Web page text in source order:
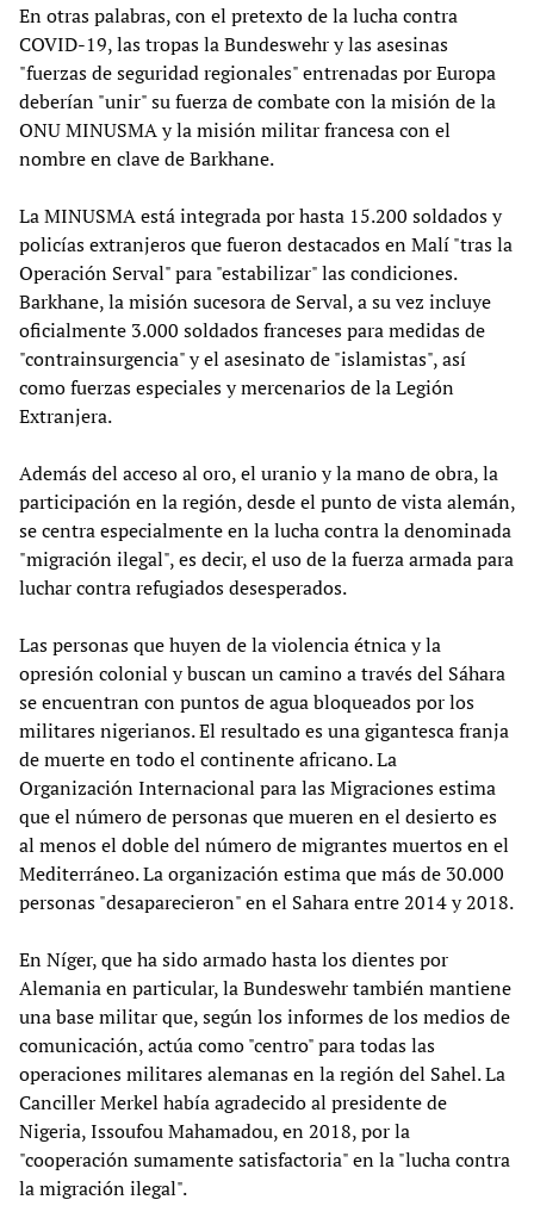
En otras palabras, con el pretexto de la lucha contra
COVID-19, las tropas la Bundeswehr y las asesinas
"fuerzas de seguridad regionales" entrenadas por Europa
deberían "unir" su fuerza de combate con la misión de la
ONU MINUSMA y la misión militar francesa con el
nombre en clave de Barkhane.
La MINUSMA está integrada por hasta 15.200 soldados y
policías extranjeros que fueron destacados en Malí "tras la
Operación Serval" para "estabilizar" las condiciones.
Barkhane, la misión sucesora de Serval, a su vez incluye
oficialmente 3.000 soldados franceses para medidas de
"contrainsurgencia" y el asesinato de "islamistas", así
como fuerzas especiales y mercenarios de la Legión
Extranjera.
Además del acceso al oro, el uranio y la mano de obra, la
participación en la región, desde el punto de vista alemán,
se centra especialmente en la lucha contra la denominada
"migración ilegal", es decir, el uso de la fuerza armada para
luchar contra refugiados desesperados.
Las personas que huyen de la violencia étnica y la
opresión colonial y buscan un camino a través del Sáhara
se encuentran con puntos de agua bloqueados por los
militares nigerianos. El resultado es una gigantesca franja
de muerte en todo el continente africano. La
Organización Internacional para las Migraciones estima
que el número de personas que mueren en el desierto es
al menos el doble del número de migrantes muertos en el
Mediterráneo. La organización estima que más de 30.000
personas "desaparecieron" en el Sahara entre 2014 y 2018.
En Níger, que ha sido armado hasta los dientes por
Alemania en particular, la Bundeswehr también mantiene
una base militar que, según los informes de los medios de
comunicación, actúa como "centro" para todas las
operaciones militares alemanas en la región del Sahel. La
Canciller Merkel había agradecido al presidente de
Nigeria, Issoufou Mahamadou, en 2018, por la
"cooperación sumamente satisfactoria" en la "lucha contra
la migración ilegal".